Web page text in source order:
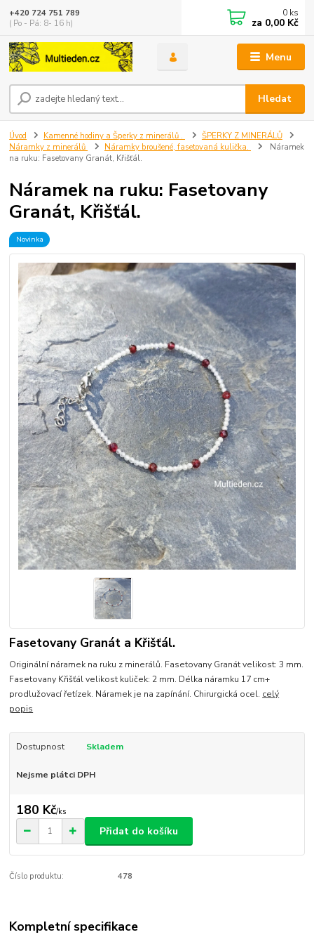
Menu
Hledat
+420 724 751 789
( Po - Pá: 8- 16 h)
0 ks
za 0,00 Kč
Úvod Kamenné hodiny a Šperky z minerálů .
ŠPERKY Z MINERÁLŮ
Náramky z minerálů
Náramky broušené, fasetovaná kulička.
Náramek
na ruku: Fasetovany Granát, Křišťál.
Náramek na ruku: Fasetovany
Granát, Křišťál.
Novinka
Fasetovany Granát a Křišťál.
Originální náramek na ruku z minerálů. Fasetovany Granát velikost: 3 mm.
Fasetovany Křišťál velikost kuliček: 2 mm. Délka náramku 17 cm+
prodlužovací řetízek. Náramek je na zapínání. Chirurgická ocel. celý
popis
Dostupnost Skladem
Nejsme plátci DPH
180 Kč/ks
Přidat do košíku
Číslo produktu: 478
Kompletní specifikace